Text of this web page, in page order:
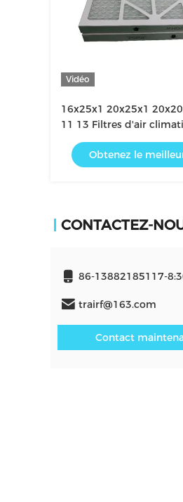
Vidéo
16x25x1 20x25x1
11 13 Filtres d'air
Filtre de four pour la
Obtenez le
CONTACTEZ-
86-13882185117-
trairf@163.com
Contact